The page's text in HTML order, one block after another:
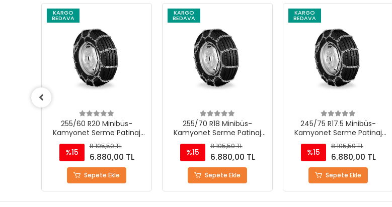
KARGO
BEDAVA
255/60 R20 Minibüs-
Kamyonet Serme Patinaj
Zinciri - M220
%15
8.105,50 TL
6.880,00 TL
Sepete Ekle
KARGO
BEDAVA
255/70 R18 Minibüs-
Kamyonet Serme Patinaj
Zinciri - M220
%15
8.105,50 TL
6.880,00 TL
Sepete Ekle
KARGO
BEDAVA
245/75 R17.5 Minibüs-
Kamyonet Serme Patinaj
Zinciri - M220
%15
8.105,50 TL
6.880,00 TL
Sepete Ekle